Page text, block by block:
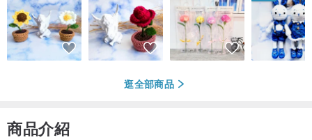
逛全部商品
商品介紹